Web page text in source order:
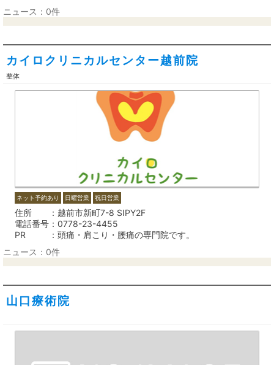
ニュース：0件
カイロクリニカルセンター越前院
整体
ネット予約あり 日曜営業 祝日営業
住所
越前市新町7-8 SIPY2F
電話番号
0778-23-4455
PR
頭痛・肩こり・腰痛の専門院です。
ニュース：0件
山口療術院